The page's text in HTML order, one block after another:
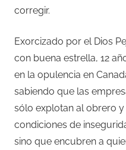
corregir.
Exorcizado por el Dios
con buena estrella, 12
en la opulencia en
sabiendo que las
sólo explotan al obrero
condiciones de
sino que encubren a